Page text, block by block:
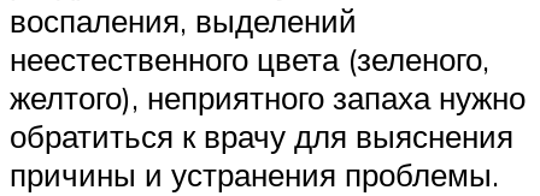
воспаления, выделений
неестественного цвета (зеленого,
желтого), неприятного запаха нужно
обратиться к врачу для выяснения
причины и устранения проблемы.